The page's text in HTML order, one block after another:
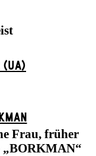
(UA)
Frau, früher
„BORKMAN“